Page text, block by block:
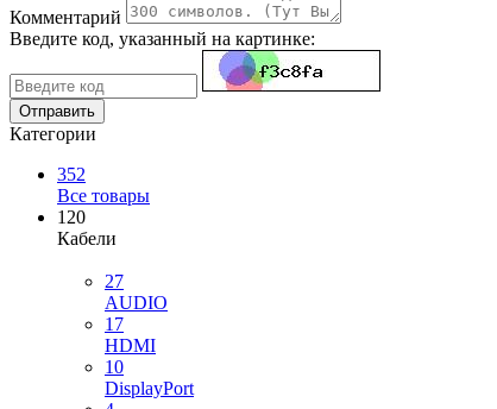
Комментарий
Введите код, указанный на картинке:
Отправить
Категории
352
Все товары
120
Кабели
27
AUDIO
17
HDMI
10
DisplayPort